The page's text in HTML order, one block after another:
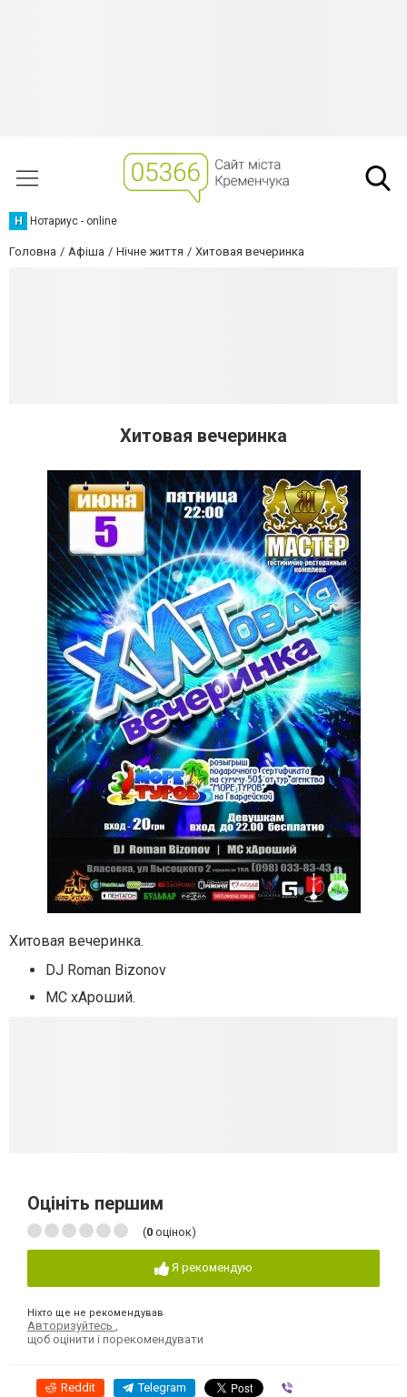
Н Нотариус - online
Головна Афіша Нічне життя Хитовая вечеринка
Хитовая вечеринка
Хитовая вечеринка.
DJ Roman Bizonov
MC хАроший.
Оцініть першим
(0 оцінок)
Я рекомендую
Ніхто ще не рекомендував
Авторизуйтесь
щоб оцінити і порекомендувати
Reddit Telegram